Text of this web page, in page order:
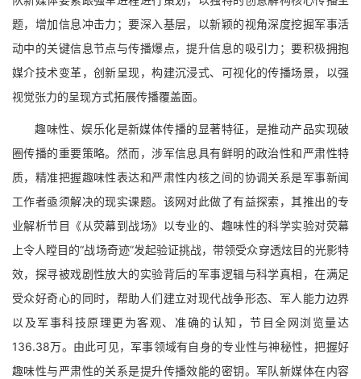
题，增加信息冲击力；要深入基层，以新颖的视角深度挖掘军事活
动中的关键信息节点与传播爆点，提升信息的吸引力；要积极拥抱
媒介技术变革，创新呈现，构建沉浸式、可视化的传播场景，以强
视觉张力的呈现方式拓展传播覆盖面。
趣味性、娱乐化是新媒体传播的显著特征，是推动产品实现破
圈传播的重要策略。然而，涉军信息具有鲜明的政治性和严肃性特
质，精准把握趣味性表达和严肃性内核之间的协调关系是军事新闻
工作者亟须解决的现实课题。该网对此做了有益探索，其推出的专
业解析节目《从荧幕到战场》以专业的、趣味性的科学实验对荧幕
上令人瞠目的“战场奇迹”发起验证挑战，带领受众穿透炫目的光影特
效，探寻被戏剧性放大的实验背后的军事逻辑与科学真相，在满足
受众好奇心的同时，帮助人们建立对现代战争形态、军人能力边界
以及军事科技原理更为客观、准确的认知，节目全网浏览量达
136.38万。由此可见，军事领域有自身的专业性与神秘性，把握好
趣味性与严肃性的关系是提升传播效能的密钥。军队新媒体在内容